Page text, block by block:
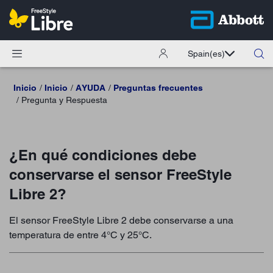
Spain(es)
Inicio Inicio AYUDA
Preguntas frecuentes
Pregunta y Respuesta
¿En qué condiciones debe
conservarse el sensor FreeStyle
Libre 2?
El sensor FreeStyle Libre 2 debe conservarse a una
temperatura de entre 4°C y 25°C.